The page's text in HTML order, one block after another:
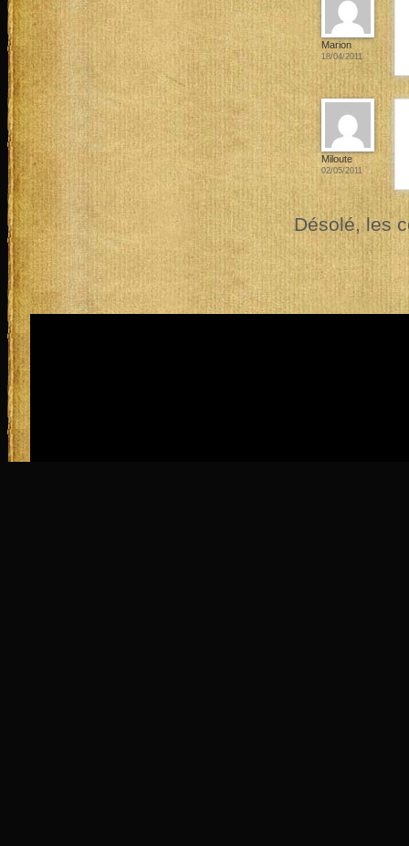
Marion
18/04/2011
Miloute
02/05/2011
Désolé, les